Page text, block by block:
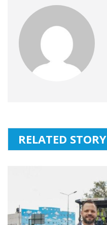
RELATED STORY